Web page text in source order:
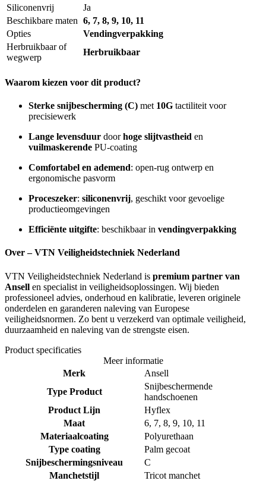
Siliconenvrij
Ja
Beschikbare maten 6, 7, 8, 9, 10, 11
Opties
Vendingverpakking
Herbruikbaar of
wegwerp
Herbruikbaar
Waarom kiezen voor dit product?
Sterke snijbescherming (C) met 10G tactiliteit voor
precisiewerk
Lange levensduur doorhoge slijtvastheid en
vuilmaskerende PU-coating
Comfortabel en ademend: open-rug ontwerp en
ergonomische pasvorm
Proceszeker: siliconenvrij, geschikt voor gevoelige
productieomgevingen
Efficiënte uitgifte: beschikbaar in vendingverpakking
Over – VTN Veiligheidstechniek Nederland
VTN Veiligheidstechniek Nederland is premium partner van
Ansell en specialist in veiligheidsoplossingen. Wij bieden
professioneel advies, onderhoud en kalibratie, leveren originele
onderdelen en garanderen naleving van Europese
veiligheidsnormen. Zo bent u verzekerd van optimale veiligheid,
duurzaamheid en naleving van de strengste eisen.
Product specificaties
Meer informatie
Merk
Ansell
Type Product
Snijbeschermende
handschoenen
Product Lijn
Hyflex
Maat
6, 7, 8, 9, 10, 11
Materiaalcoating
Polyurethaan
Type coating
Palm gecoat
Snijbeschermingsniveau
C
Manchetstijl
Tricot manchet